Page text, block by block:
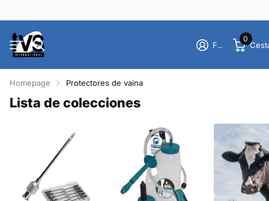
Firme en el registro
0
Homepage Protectores de vaina
Lista de colecciones